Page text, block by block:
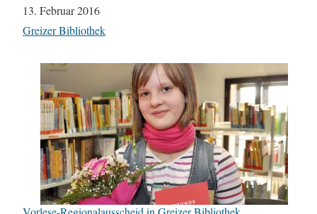
Datum
13. Februar 2016
In Bezug auf
Greizer Bibliothek